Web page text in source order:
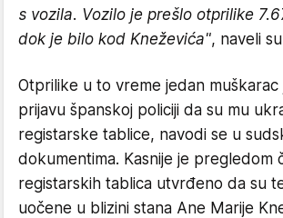
s vozila. Vozilo je prešlo otprilike
dok je bilo kod Kneževića", naveli
Otprilike u to vreme jedan
prijavu španskoj policiji da su mu
registarske tablice, navodi se u
dokumentima. Kasnije je pregledom
registarskih tablica utvrđeno da su
uočene u blizini stana Ane Marije